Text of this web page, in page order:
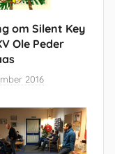
om Silent Key
Ole Peder
2016